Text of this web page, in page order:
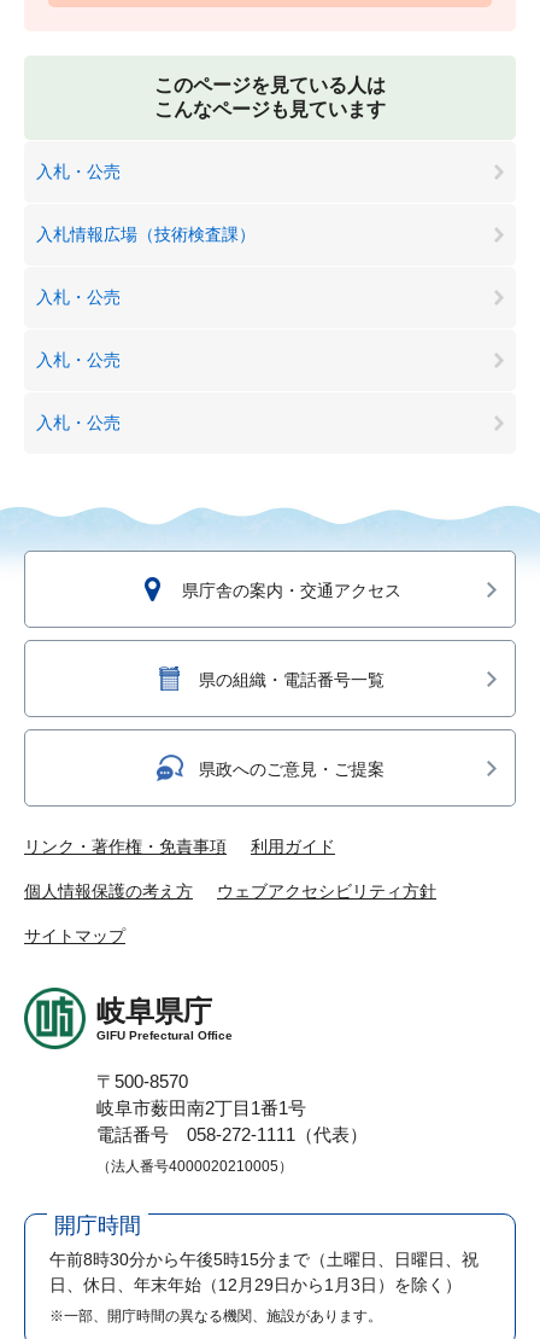
このページを見ている人は
こんなページも見ています
入札・公売
入札情報広場（技術検査課）
入札・公売
入札・公売
入札・公売
県庁舎の案内・交通アクセス
県の組織・電話番号一覧
県政へのご意見・ご提案
リンク・著作権・免責事項 利用ガイド
個人情報保護の考え方 ウェブアクセシビリティ方針
サイトマップ
岐阜県庁
GIFU Prefectural Office
〒500-8570
岐阜市薮田南2丁目1番1号
電話番号 058-272-1111（代表）
（法人番号4000020210005）
開庁時間
午前8時30分から午後5時15分まで （土曜日、日曜日、祝
日、休日、年末年始（12月29日から1月3日）を除く）
※一部、開庁時間の異なる機関、施設があります。